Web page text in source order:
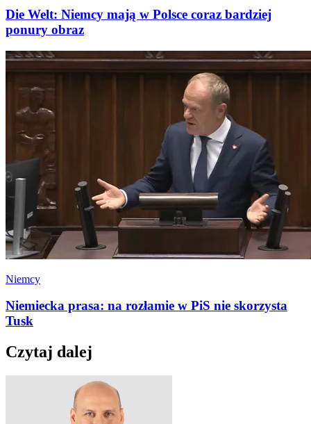
Die Welt: Niemcy mają w Polsce coraz bardziej
ponury obraz
Niemcy
Niemiecka prasa: na rozłamie w PiS nie skorzysta
Tusk
Czytaj dalej